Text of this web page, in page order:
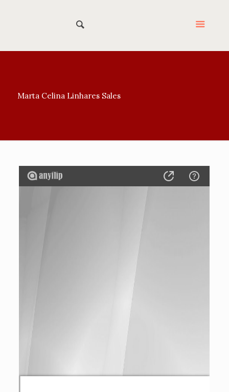
Marta Celina Linhares Sales